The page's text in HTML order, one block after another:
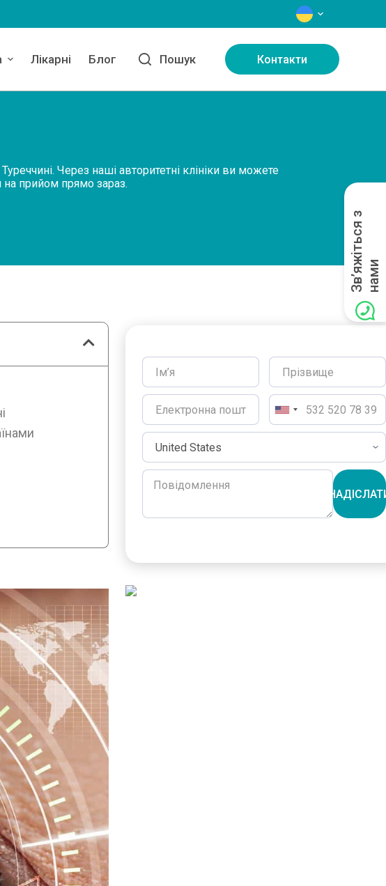
МОВИ
Лікарні Блог Пошук Контакти
Через наші авторитетні клініки ви можете
на прийом прямо зараз.
З
в
’
я
ж
і
т
ь
с
я
з
н
а
м и